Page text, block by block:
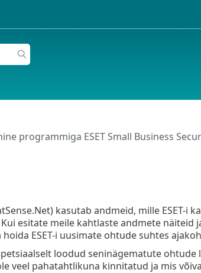
programmiga ESET Small Business
kasutab andmeid, mille ESET-i
esitate meile kahtlaste andmete näiteid
ESET-i uusimate ohtude suhtes
loodud seninägematute ohtude
veel pahatahtlikuna kinnitatud ja mis